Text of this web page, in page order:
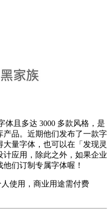
体且多达 3000 多款风格，是
品。近期他们发布了一款字
量字体，也可以在「发现灵
应用，除此之外，如果企业
们订制专属字体喔！
使用，商业用途需付费